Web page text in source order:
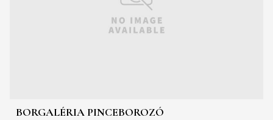
BORGALÉRIA PINCEBOROZÓ